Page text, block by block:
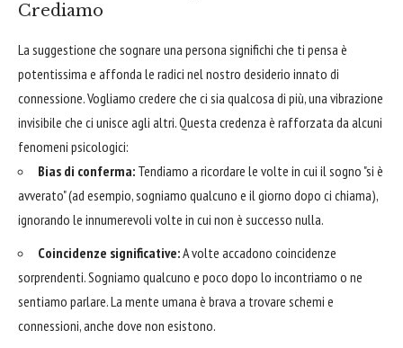
Crediamo
La suggestione che sognare una persona significhi che ti pensa è
potentissima e affonda le radici nel nostro desiderio innato di
connessione. Vogliamo credere che ci sia qualcosa di più, una vibrazione
invisibile che ci unisce agli altri. Questa credenza è rafforzata da alcuni
fenomeni psicologici:
Bias di conferma: Tendiamo a ricordare le volte in cui il sogno "si è
avverato" (ad esempio, sogniamo qualcuno e il giorno dopo ci chiama),
ignorando le innumerevoli volte in cui non è successo nulla.
Coincidenze significative:A volte accadono coincidenze
sorprendenti. Sogniamo qualcuno e poco dopo lo incontriamo o ne
sentiamo parlare. La mente umana è brava a trovare schemi e
connessioni, anche dove non esistono.